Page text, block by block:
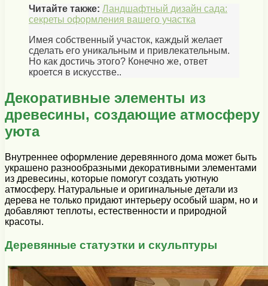
Читайте также: Ландшафтный дизайн сада:
секреты оформления вашего участка
Имея собственный участок, каждый желает
сделать его уникальным и привлекательным.
Но как достичь этого? Конечно же, ответ
кроется в искусстве..
Декоративные элементы из
древесины, создающие атмосферу
уюта
Внутреннее оформление деревянного дома может быть
украшено разнообразными декоративными элементами
из древесины, которые помогут создать уютную
атмосферу. Натуральные и оригинальные детали из
дерева не только придают интерьеру особый шарм, но и
добавляют теплоты, естественности и природной
красоты.
Деревянные статуэтки и скульптуры